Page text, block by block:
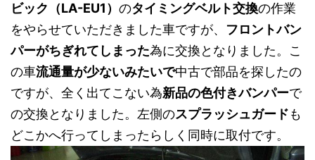
ビック（LA-EU1） のタイミングベルト交換の作業
をやらせていただきました車ですが、 フロントバン
パーがちぎれてしまった為に交換となりました。こ
の車流通量が少ないみたいで中古で部品を探したの
ですが、全く出てこない為新品の色付きバンパーで
の交換となりました。左側のスプラッシュガードも
どこかへ行ってしまった らしく同時に取付です。